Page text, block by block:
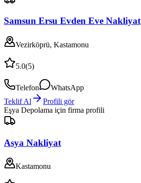
Samsun Ersu Evden Eve Nakliyat
Vezirköprü, Kastamonu
5.0(5)
Telefon
WhatsApp
Teklif Al
Profili gör
Eşya Depolama için firma profili
Asya Nakliyat
Kastamonu